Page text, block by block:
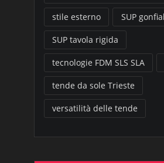
stile esterno SUP
SUP tavola rigida
tecnologie FDM SLS SLA
tende da sole Trieste
versatilità delle tende